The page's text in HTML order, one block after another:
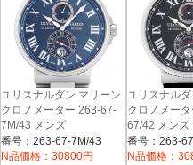
ユリスナルダン マリーン
クロノメーター 263-67-
7M/43 メンズ
番号：263-67-7M/43
N品価格：30800円
ユリスナル
クロノメー
67/42 メンズ
番号：263-
N品価格：